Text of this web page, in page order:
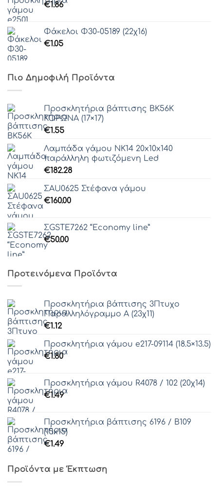
€1.86
Φάκελοι Φ30-05189 (22χ16)
€1.05
Πιο Δημοφιλή Προϊόντα
Προσκλητήρια βάπτισης ΒΚ56K
ΚΟΡΩΝΑ (17×17)
€1.55
Λαμπάδα γάμου ΝΚ14 20x10x140
παράλληλη φωτιζόμενη Led
€182.28
ΣAU0625 Στέφανα γάμου
€160.00
ΣGSTE7262 “Economy line”
€50.00
Προτεινόμενα Προϊόντα
Προσκλητήρια βάπτισης 3Πτυχο
Παραλληλόγραμμο Α (23χ11)
€1.12
Προσκλητήρια γάμου e217-09114 (18.5×13.5)
€1.80
Προσκλητήρια γάμου R4078 / 102 (20χ14)
€1.49
Προσκλητήρια βάπτισης 6196 / Β109
(15x15)
€1.49
Προϊόντα με Έκπτωση